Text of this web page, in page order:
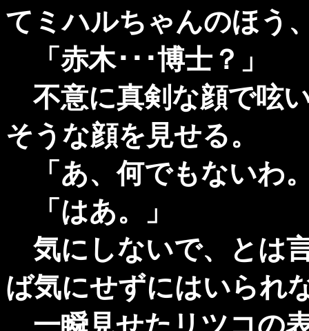
てミハルちゃんのほう
「赤木･･･博士？」
不意に真剣な顔で呟
そうな顔を見せる。
「あ、何でもないわ
「はあ。」
気にしないで、とは
ば気にせずにはいられ